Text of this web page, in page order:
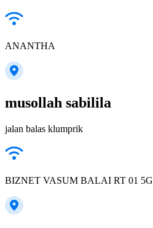
ANANTHA
musollah sabilila
jalan balas klumprik
BIZNET VASUM BALAI RT 01 5G